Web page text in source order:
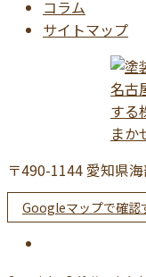
コラム
サイトマップ
〒490-1144 愛知県
Googleマップで確認